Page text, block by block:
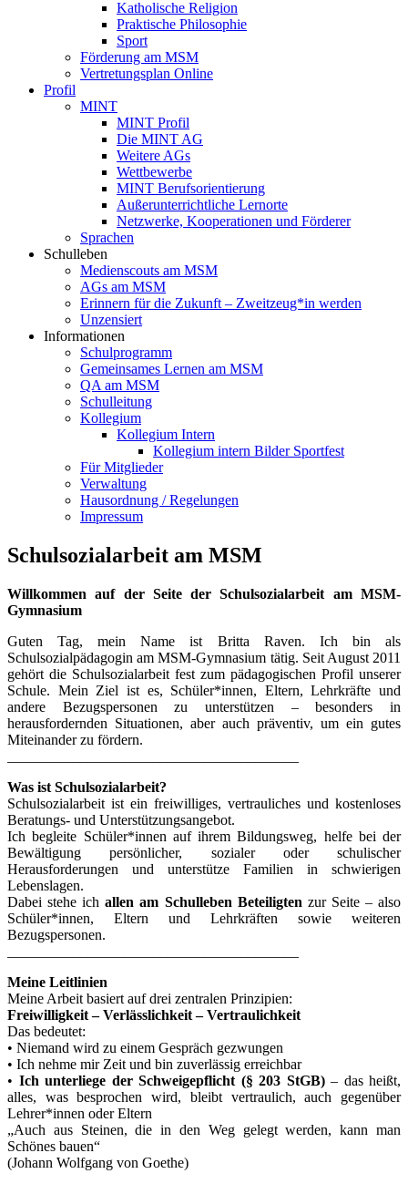
Katholische Religion
Praktische Philosophie
Sport
Förderung am MSM
Vertretungsplan Online
Profil
MINT
MINT Profil
Die MINT AG
Weitere AGs
Wettbewerbe
MINT Berufsorientierung
Außerunterrichtliche Lernorte
Netzwerke, Kooperationen und Förderer
Sprachen
Schulleben
Medienscouts am MSM
AGs am MSM
Erinnern für die Zukunft – Zweitzeug*in werden
Unzensiert
Informationen
Schulprogramm
Gemeinsames Lernen am MSM
QA am MSM
Schulleitung
Kollegium
Kollegium Intern
Kollegium intern Bilder Sportfest
Für Mitglieder
Verwaltung
Hausordnung / Regelungen
Impressum
Schulsozialarbeit am MSM
Willkommen auf der Seite der Schulsozialarbeit am MSM-
Gymnasium
Guten Tag, mein Name ist Britta Raven. Ich bin als
Schulsozialpädagogin am MSM-Gymnasium tätig. Seit August 2011
gehört die Schulsozialarbeit fest zum pädagogischen Profil unserer
Schule. Mein Ziel ist es, Schüler*innen, Eltern, Lehrkräfte und
andere Bezugspersonen zu unterstützen – besonders in
herausfordernden Situationen, aber auch präventiv, um ein gutes
Miteinander zu fördern.
Was ist Schulsozialarbeit?
Schulsozialarbeit ist ein freiwilliges, vertrauliches und kostenloses
Beratungs- und Unterstützungsangebot.
Ich begleite Schüler*innen auf ihrem Bildungsweg, helfe bei der
Bewältigung persönlicher, sozialer oder schulischer
Herausforderungen und unterstütze Familien in schwierigen
Lebenslagen.
Dabei stehe ichallen am Schulleben Beteiligten zur Seite – also
Schüler*innen, Eltern und Lehrkräften sowie weiteren
Bezugspersonen.
Meine Leitlinien
Meine Arbeit basiert auf drei zentralen Prinzipien:
Freiwilligkeit – Verlässlichkeit – Vertraulichkeit
Das bedeutet:
• Niemand wird zu einem Gespräch gezwungen
• Ich nehme mir Zeit und bin zuverlässig erreichbar
• Ich unterliege der Schweigepflicht (§ 203 StGB)– das heißt,
alles, was besprochen wird, bleibt vertraulich, auch gegenüber
Lehrer*innen oder Eltern
„Auch aus Steinen, die in den Weg gelegt werden, kann man
Schönes bauen“
(Johann Wolfgang von Goethe)